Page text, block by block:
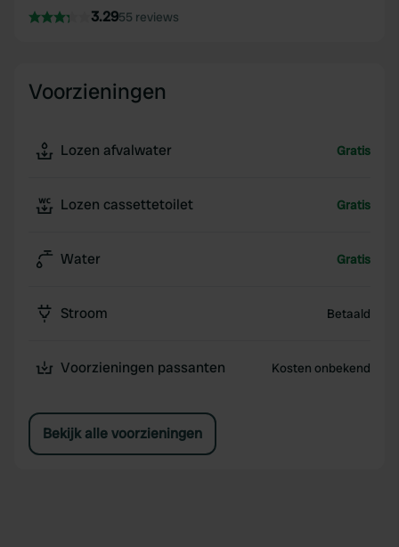
3.2955 reviews
Voorzieningen
Lozen afvalwater Gratis
Lozen cassettetoilet Gratis
Water Gratis
Stroom Betaald
Voorzieningen passanten Kosten onbekend
Bekijk alle voorzieningen